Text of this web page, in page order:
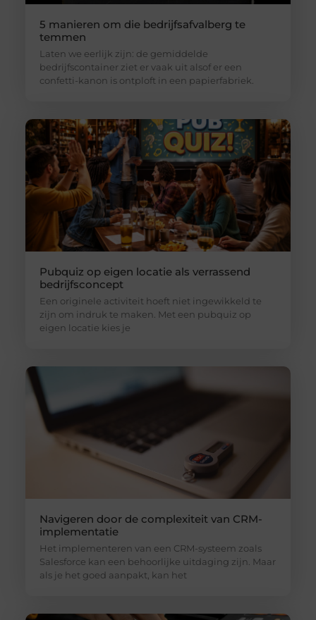
5 manieren om die bedrijfsafvalberg te
temmen
Laten we eerlijk zijn: de gemiddelde
bedrijfscontainer ziet er vaak uit alsof er een
confetti-kanon is ontploft in een papierfabriek.
Pubquiz op eigen locatie als verrassend
bedrijfsconcept
Een originele activiteit hoeft niet ingewikkeld te
zijn om indruk te maken. Met een pubquiz op
eigen locatie kies je
Navigeren door de complexiteit van CRM-
implementatie
Het implementeren van een CRM-systeem zoals
Salesforce kan een behoorlijke uitdaging zijn. Maar
als je het goed aanpakt, kan het